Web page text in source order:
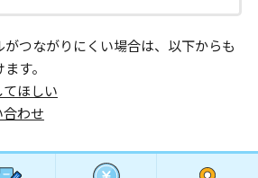
つながりにくい場合は、以下からも
す。
ほしい
わせ